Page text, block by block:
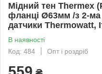
Мідний тен Thermex
фланці Ø63мм /з 2-ма
датчики Thermowatt,
В наявності
Код: 484
Опт і роздріб